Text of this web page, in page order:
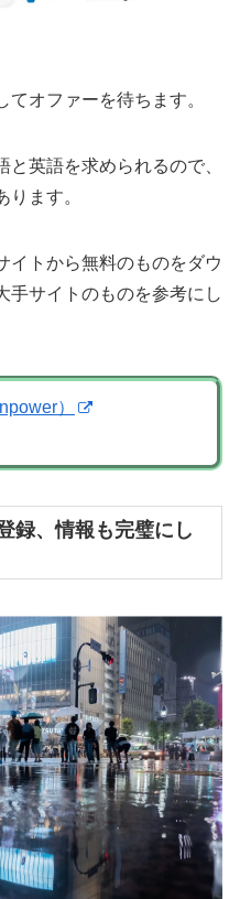
オファーを待ちます。
英語を求められるので、
ます。
イトから無料のものをダウ
手サイトのものを参考にし
）
録、情報も完璧にし